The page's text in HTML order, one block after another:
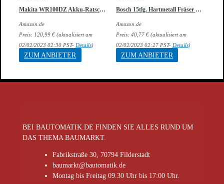
Makita WR100DZ Akku-Ratschenschrauber
Amazon.de
Preis: 120,99€ (aktualisiert am
02/02/2023 02:30 PST- Details)
ZUM ANBIETER
Bosch 15tlg. Hartmetall Fräser Set (für Holz, Ø-Schaft 8 mm, Zubehör Oberfräse)
Amazon.de
Preis: 40,77 €(aktualisiert am
02/02/2023 02:27 PST- Details)
ZUM ANBIETER
BEI BAUTOMATIK.DE FINDEN SIE ALLES RUND UM
DAS THEMA BAUMARKT.
Fabrikstraße 30, 70794 Filderstadt
baumarkt@bautomatik.de
Montag bis Freitag 09.30 Uhr bis 17:00 Uhr.